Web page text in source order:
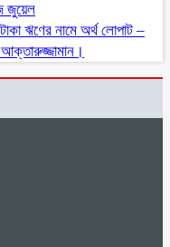
জুয়েল
ঋণের নামে অর্থ লোপাট –